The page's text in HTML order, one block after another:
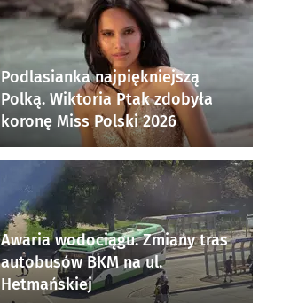
Podlasianka najpiękniejszą
Polką. Wiktoria Ptak zdobyła
koronę Miss Polski 2026
Awaria wodociągu. Zmiany tras
autobusów BKM na ul.
Hetmańskiej